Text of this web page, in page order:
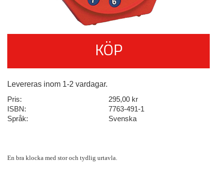
KÖP
Levereras inom 1-2 vardagar.
Pris:
295,00 kr
ISBN:
7763-491-1
Språk:
Svenska
En bra klocka med stor och tydlig urtavla.